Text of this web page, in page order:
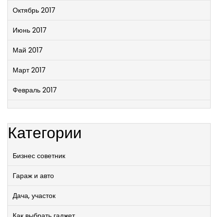
Октябрь 2017
Июнь 2017
Май 2017
Март 2017
Февраль 2017
Категории
Бизнес советник
Гараж и авто
Дача, участок